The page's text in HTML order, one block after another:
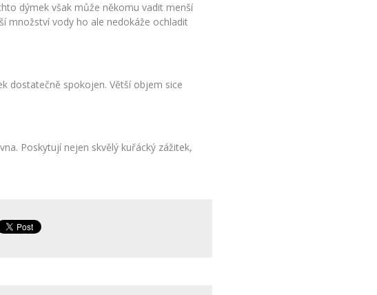
dýmek však může někomu vadit menší
množství vody ho ale nedokáže ochladit
dostatečně spokojen. Větší objem sice
Poskytují nejen skvělý kuřácký zážitek,